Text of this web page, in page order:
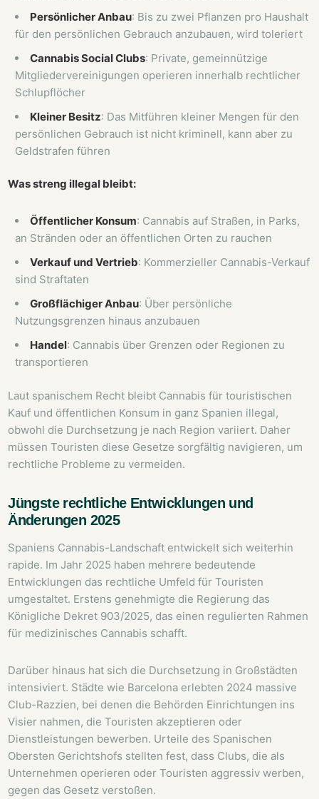
Persönlicher Anbau: Bis zu zwei Pflanzen pro Haushalt
für den persönlichen Gebrauch anzubauen, wird toleriert
Cannabis Social Clubs: Private, gemeinnützige
Mitgliedervereinigungen operieren innerhalb rechtlicher
Schlupflöcher
Kleiner Besitz: Das Mitführen kleiner Mengen für den
persönlichen Gebrauch ist nicht kriminell, kann aber zu
Geldstrafen führen
Was streng illegal bleibt:
Öffentlicher Konsum: Cannabis auf Straßen, in Parks,
an Stränden oder an öffentlichen Orten zu rauchen
Verkauf und Vertrieb: Kommerzieller Cannabis-Verkauf
sind Straftaten
Großflächiger Anbau: Über persönliche
Nutzungsgrenzen hinaus anzubauen
Handel: Cannabis über Grenzen oder Regionen zu
transportieren
Laut spanischem Recht bleibt Cannabis für touristischen
Kauf und öffentlichen Konsum in ganz Spanien illegal,
obwohl die Durchsetzung je nach Region variiert. Daher
müssen Touristen diese Gesetze sorgfältig navigieren, um
rechtliche Probleme zu vermeiden.
Jüngste rechtliche Entwicklungen und
Änderungen 2025
Spaniens Cannabis-Landschaft entwickelt sich weiterhin
rapide. Im Jahr 2025 haben mehrere bedeutende
Entwicklungen das rechtliche Umfeld für Touristen
umgestaltet. Erstens genehmigte die Regierung das
Königliche Dekret 903/2025, das einen regulierten Rahmen
für medizinisches Cannabis schafft.
Darüber hinaus hat sich die Durchsetzung in Großstädten
intensiviert. Städte wie Barcelona erlebten 2024 massive
Club-Razzien, bei denen die Behörden Einrichtungen ins
Visier nahmen, die Touristen akzeptieren oder
Dienstleistungen bewerben. Urteile des Spanischen
Obersten Gerichtshofs stellten fest, dass Clubs, die als
Unternehmen operieren oder Touristen aggressiv werben,
gegen das Gesetz verstoßen.